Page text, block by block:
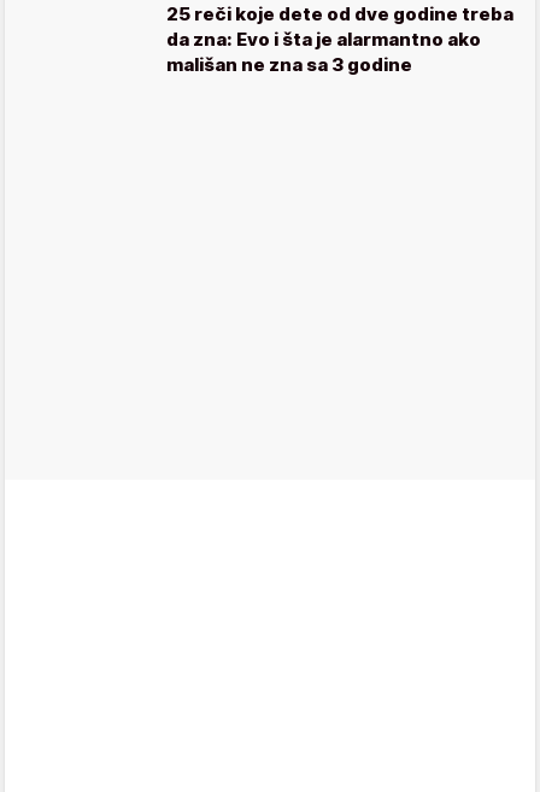
25 reči koje dete od dve godine treba
da zna: Evo i šta je alarmantno ako
mališan ne zna sa 3 godine